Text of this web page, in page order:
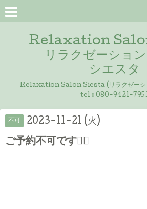
Relaxation
リラクゼーショ
シエスタ
Relaxation Salon Siesta (リラクゼーシ
tel : 080-9421-
不可 2023-11-21 (火)
ご予約不可です🙇‍♀️